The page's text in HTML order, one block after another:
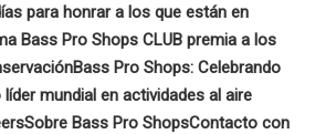
para honrar a los que están en
Bass Pro Shops CLUB premia a los
Bass Pro Shops: Celebrando
mundial en actividades al aire
Sobre Bass Pro ShopsContacto con